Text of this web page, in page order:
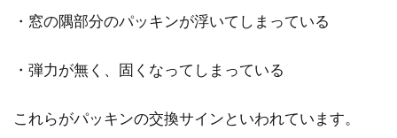
めるためにはどうする？
昔ながらの日本家屋の特徴として、長押（なげ
・窓の隅部分のパッキンが浮いてしまっている
・弾力が無く、固くなってしまっている
これらがパッキンの交換サインといわれています。